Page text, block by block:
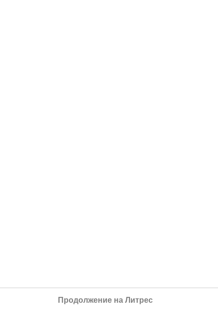
Продолжение на Литрес